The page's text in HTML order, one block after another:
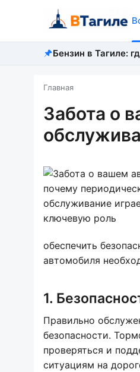
Бензин в Тагиле:
Главная
Забота о
обеспечить
автомобиля
1.
Правильно
безопасности.
проверяться и
ситуациям на